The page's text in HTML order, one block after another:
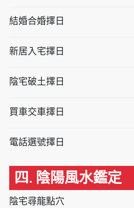
結婚合婚擇日
新居入宅擇日
陰宅破土擇日
買車交車擇日
電話選號擇日
四. 陰陽風水鑑定
陰宅尋龍點穴